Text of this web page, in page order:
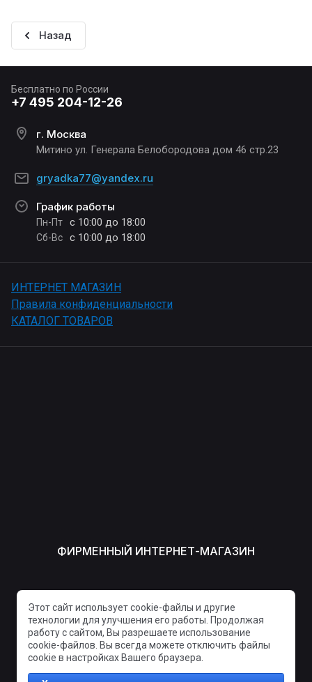
Назад
Бесплатно по России
+7 495 204-12-26
г. Москва
Митино ул. Генерала Белобородова дом 46 стр.23
gryadka77@yandex.ru
График работы
Пн-Пт с 10:00 до 18:00
Сб-Вс с 10:00 до 18:00
ИНТЕРНЕТ МАГАЗИН
Правила конфиденциальности
КАТАЛОГ ТОВАРОВ
ФИРМЕННЫЙ ИНТЕРНЕТ-МАГАЗИН
СПОСОБЫ ОПЛАТЫ
© 2013 - 2026
Этот сайт использует cookie-файлы и другие
технологии для улучшения его работы. Продолжая
работу с сайтом, Вы разрешаете использование
cookie-файлов. Вы всегда можете отключить файлы
cookie в настройках Вашего браузера.